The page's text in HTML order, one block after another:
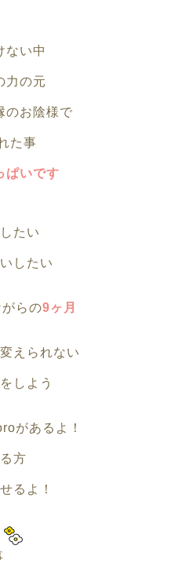
ない中
力の元
のお陰様で
た事
ぱいです
たい
したい
らの9ヶ月
えられない
しよう
があるよ！
方
るよ！